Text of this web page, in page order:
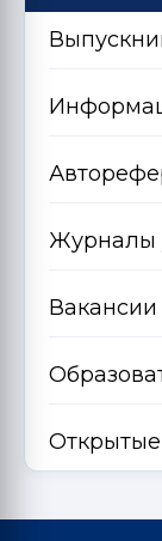
Журналы
Вакансии